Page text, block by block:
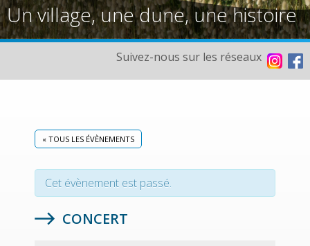
Un village, une dune, une histoire
Suivez-nous sur les réseaux
« TOUS LES ÉVÈNEMENTS
Cet évènement est passé.
CONCERT